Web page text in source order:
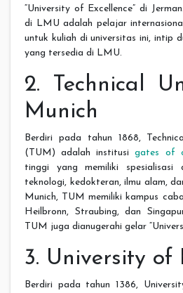
“University of Excellence” di
di LMU adalah pelajar
untuk kuliah di universitas ini, intip
yang tersedia di LMU.
2. Technical
Munich
Berdiri pada tahun 1868,
(TUM) adalah institusigates of
tinggi yang memiliki
teknologi, kedokteran, ilmu alam,
Munich, TUM memiliki kampus
Heilbronn, Straubing, dan
TUM juga dianugerahi gelar
3. University of
Berdiri pada tahun 1386,